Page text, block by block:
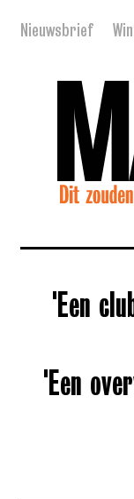
Nieuwsbrief
'Een
'Een